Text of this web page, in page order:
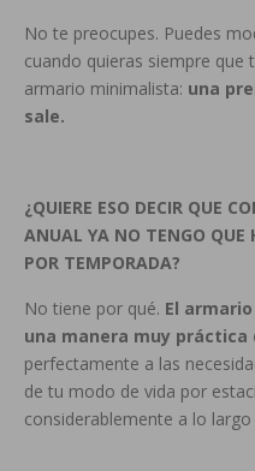
No te preocupes. Puedes
cuando quieras siempre que
armario minimalista: una
sale.
¿QUIERE ESO DECIR QUE
ANUAL YA NO TENGO QUE
POR TEMPORADA?
No tiene por qué. El
una manera muy práctica
perfectamente a las
de tu modo de vida por
considerablemente a lo largo